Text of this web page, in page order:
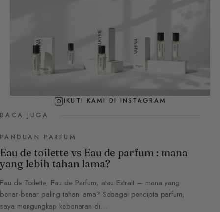
IKUTI KAMI DI INSTAGRAM
BACA JUGA
PANDUAN PARFUM
Eau de toilette vs Eau de parfum : mana
yang lebih tahan lama?
Eau de Toilette, Eau de Parfum, atau Extrait — mana yang
benar-benar paling tahan lama? Sebagai pencipta parfum,
saya mengungkap kebenaran di…